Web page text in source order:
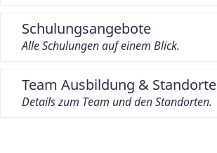
Schulungsangebote
Alle Schulungen auf einem Blick.
Team Ausbildung & Standorte
Details zum Team und den Standorten.